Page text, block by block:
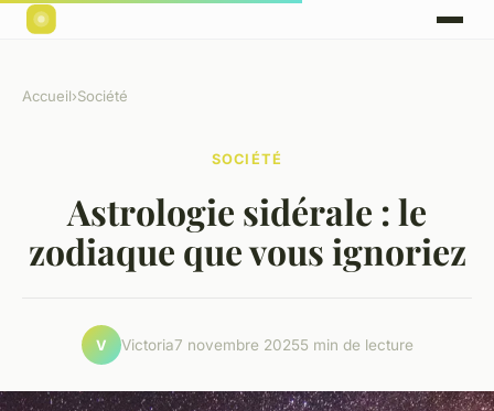
Accueil›Société
SOCIÉTÉ
Astrologie sidérale : le
zodiaque que vous ignoriez
V Victoria7 novembre 20255 min de lecture